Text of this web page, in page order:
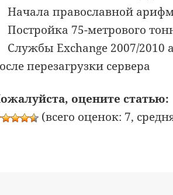
Начала православной
Постройка 75-метрового
Службы Exchange 2007/2010
перезагрузки сервера
оцените статью:
(всего оценок: 7,